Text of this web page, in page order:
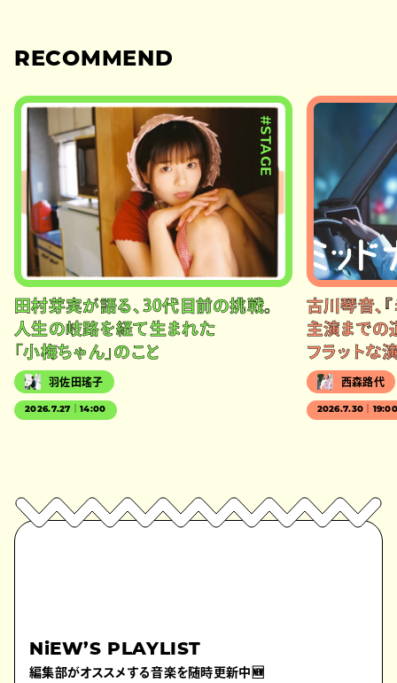
RECOMMEND
#STAGE
田村芽実が語る、30代目前の挑戦。
人生の岐路を経て生まれた
「小梅ちゃん」のこと
羽佐田瑤子
2026.7.27｜14:00
古川琴音、
主演までの
フラットな
西森路代
2026.7.30｜
NiEW’S PLAYLIST
編集部がオススメする音楽を随時更新中🆕